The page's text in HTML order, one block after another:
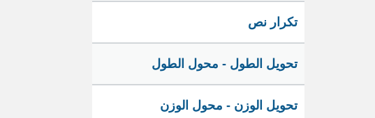
تكرار نص
تحويل الطول - محول الطول
تحويل الوزن - محول الوزن